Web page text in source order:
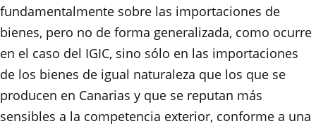
fundamentalmente sobre las importaciones de
bienes, pero no de forma generalizada, como ocurre
en el caso del IGIC, sino sólo en las importaciones
de los bienes de igual naturaleza que los que se
producen en Canarias y que se reputan más
sensibles a la competencia exterior, conforme a una